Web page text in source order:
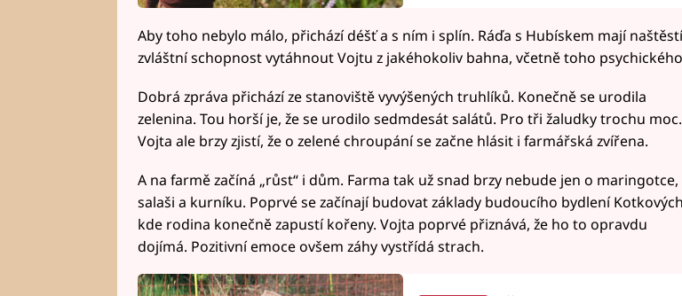
Aby toho nebylo málo, přichází déšť a s ním i splín. Ráďa s Hubískem mají naštěstí
zvláštní schopnost vytáhnout Vojtu z jakéhokoliv bahna, včetně toho
Dobrá zpráva přichází ze stanoviště vyvýšených truhlíků. Konečně se urodila
zelenina. Tou horší je, že se urodilo sedmdesát salátů. Pro tři žaludky trochu moc.
Vojta ale brzy zjistí, že o zelené chroupání se začne hlásit i farmářská zvířena.
A na farmě začíná „růst“ i dům. Farma tak už snad brzy nebude jen o maringotce,
salaši a kurníku. Poprvé se začínají budovat základy budoucího bydlení
kde rodina konečně zapustí kořeny. Vojta poprvé přiznává, že ho to opravdu
dojímá. Pozitivní emoce ovšem záhy vystřídá strach.